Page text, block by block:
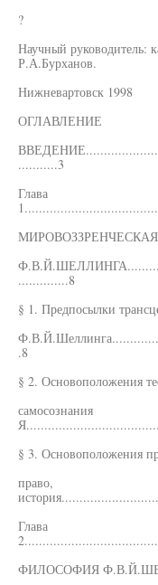
?
Научный руководитель:
Р.А.Бурханов.
Нижневартовск 1998
ОГЛАВЛЕНИЕ
...........3
Глава
..............8
§ 1. Предпосылки
.8
§ 2. Основоположения
самосознания
§ 3. Основоположения
право,
Глава
ФИЛОСОФИЯ